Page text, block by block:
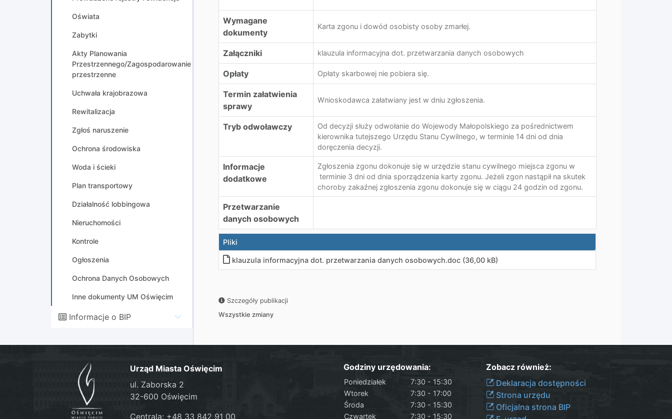
Oświata
Zabytki
Akty Planowania
Przestrzennego/Zagospodarowanie
przestrzenne
Uchwała krajobrazowa
Rewitalizacja
Zgłoś naruszenie
Ochrona środowiska
Woda i ścieki
Plan transportowy
Działalność lobbingowa
Nieruchomości
Kontrole
Ogłoszenia
Ochrona Danych Osobowych
Inne dokumenty UM Oświęcim
Informacje o BIP
Wymagane
dokumenty
Karta zgonu i dowód osobisty osoby zmarłej.
Załączniki klauzula informacyjna dot. przetwarzania danych osobowych
Opłaty Opłaty skarbowej nie pobiera się.
Termin załatwienia
sprawy
Wnioskodawca załatwiany jest w dniu zgłoszenia.
Tryb odwoławczy
Od decyzji służy odwołanie do Wojewody Małopolskiego za pośrednictwem
kierownika tutejszego Urzędu Stanu Cywilnego, w terminie 14 dni od dnia
doręczenia decyzji.
Informacje
dodatkowe
Zgłoszenia zgonu dokonuje się w urzędzie stanu cywilnego miejsca zgonu w
terminie 3 dni od dnia sporządzenia karty zgonu. Jeżeli zgon nastąpił na skutek
choroby zakaźnej zgłoszenia zgonu dokonuje się w ciągu 24 godzin od zgonu.
Przetwarzanie
danych osobowych
Pliki
klauzula informacyjna dot. przetwarzania danych osobowych.doc (36,00 kB)
Szczegóły publikacji
Wszystkie zmiany
Urząd Miasta Oświęcim
ul. Zaborska 2
32-600 Oświęcim
Centrala: +48 33 842 91 00
Godziny urzędowania:
Poniedziałek
7:30 - 15:30
Wtorek
7:30 - 17:00
Środa
7:30 - 15:30
Czwartek
7:30 - 15:30
Zobacz również:
Deklaracja dostępności
Strona urzędu
Oficjalna strona BIP